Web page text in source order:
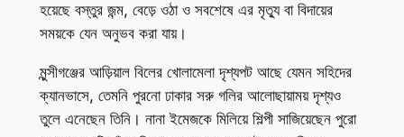
হয়েছে বস্তুর জন্ম, বেড়ে ওঠা ও সবশেষে এর মৃত্যু বা বিদায়ের
সময়কে যেন অনুভব করা যায়।
মুন্সীগঞ্জের আড়িয়াল বিলের খোলামেলা দৃশ্যপট আছে যেমন সহিদের
ক্যানভাসে, তেমনি পুরনো ঢাকার সরু গলির আলোছায়াময় দৃশ্যও
তুলে এনেছেন তিনি। নানা ইমেজকে মিলিয়ে শিল্পী সাজিয়েছেন পুরো